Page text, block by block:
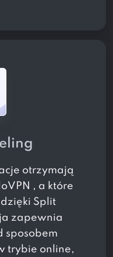
otrzymają
, a które
Split
zapewnia
sposobem
trybie online,